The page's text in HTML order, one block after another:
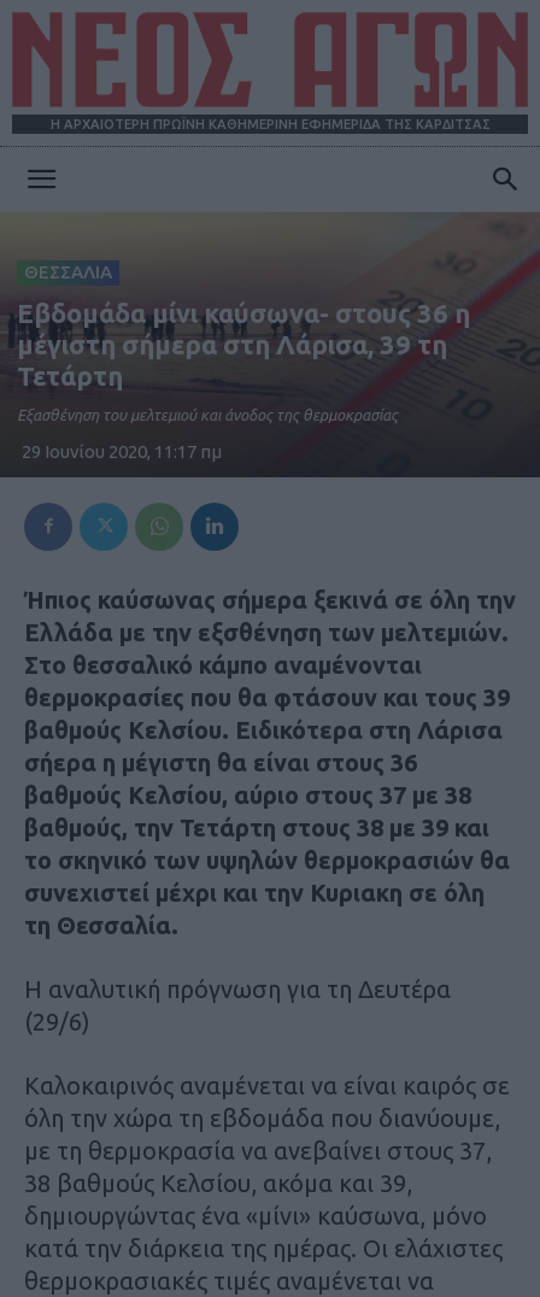
Η ΑΡΧΑΙΟΤΕΡΗ ΠΡΩΪΝΗ ΚΑΘΗΜΕΡΙΝΗ ΕΦΗΜΕΡΙΔΑ ΤΗΣ ΚΑΡΔΙΤΣΑΣ
ΘΕΣΣΑΛΙΑ
Εβδομάδα μίνι καύσωνα- στους 36 η
μέγιστη σήμερα στη Λάρισα, 39 τη
Τετάρτη
Εξασθένηση του μελτεμιού και άνοδος της θερμοκρασίας
29 Ιουνίου 2020, 11:17 πμ
Ήπιος καύσωνας σήμερα ξεκινά σε όλη την
Ελλάδα με την εξσθένηση των μελτεμιών.
Στο θεσσαλικό κάμπο αναμένονται
θερμοκρασίες που θα φτάσουν και τους 39
βαθμούς Κελσίου. Ειδικότερα στη Λάρισα
σήερα η μέγιστη θα είναι στους 36
βαθμούς Κελσίου, αύριο στους 37 με 38
βαθμούς, την Τετάρτη στους 38 με 39 και
το σκηνικό των υψηλών θερμοκρασιών θα
συνεχιστεί μέχρι και την Κυριακη σε όλη
τη Θεσσαλία.
Η αναλυτική πρόγνωση για τη Δευτέρα
(29/6)
Καλοκαιρινός αναμένεται να είναι καιρός σε
όλη την χώρα τη εβδομάδα που διανύουμε,
με τη θερμοκρασία να ανεβαίνει στους 37,
38 βαθμούς Κελσίου, ακόμα και 39,
δημιουργώντας ένα «μίνι» καύσωνα, μόνο
κατά την διάρκεια της ημέρας. Οι ελάχιστες
θερμοκρασιακές τιμές αναμένεται να